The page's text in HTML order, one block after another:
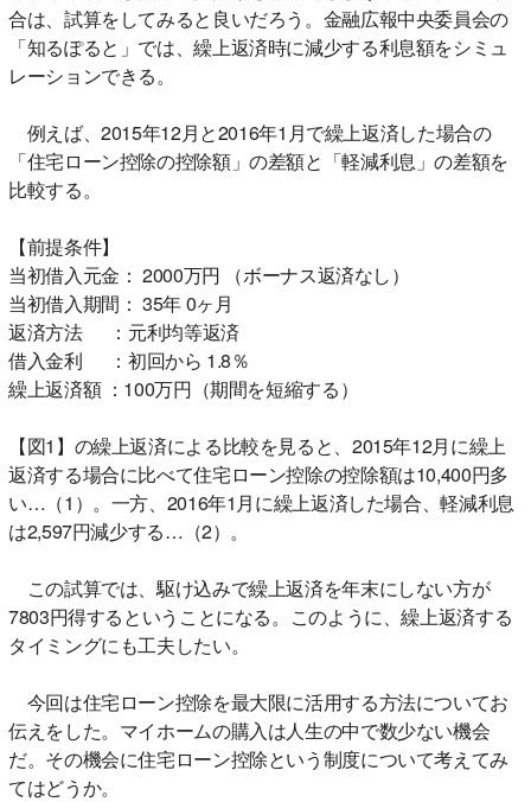
合は、試算をしてみると良いだろう。金融広報中央委員会の
「知るぽると」では、繰上返済時に減少する利息額をシミュ
レーションできる。
例えば、2015年12月と2016年1月で繰上返済した場合の
「住宅ローン控除の控除額」の差額と「軽減利息」の差額を
比較する。
【前提条件】
当初借入元金： 2000万円 （ボーナス返済なし）
当初借入期間： 35年 0ヶ月
返済方法 ：元利均等返済
借入金利 ：初回から 1.8％
繰上返済額 ：100万円（期間を短縮する）
【図1】の繰上返済による比較を見ると、2015年12月に繰上
返済する場合に比べて住宅ローン控除の控除額は10,400円多
い…（1）。一方、2016年1月に繰上返済した場合、軽減利息
は2,597円減少する…（2）。
この試算では、駆け込みで繰上返済を年末にしない方が
7803円得するということになる。このように、繰上返済する
タイミングにも工夫したい。
今回は住宅ローン控除を最大限に活用する方法についてお
伝えをした。マイホームの購入は人生の中で数少ない機会
だ。その機会に住宅ローン控除という制度について考えてみ
てはどうか。